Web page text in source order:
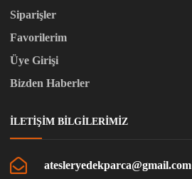
Siparişler
Favorilerim
Üye Girişi
Bizden Haberler
İLETIŞIM BILGILERIMIZ
atesleryedekparca@gmail.com